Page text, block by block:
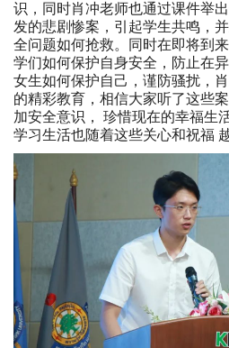
识，同时肖冲老师也通过课件举
发的悲剧惨案，引起学生共鸣，
全问题如何抢救。同时在即将到
学们如何保护自身安全，防止在
女生如何保护自己，谨防骚扰，
的精彩教育，相信大家听了这些
加安全意识， 珍惜现在的幸福生
学习生活也随着这些关心和祝福